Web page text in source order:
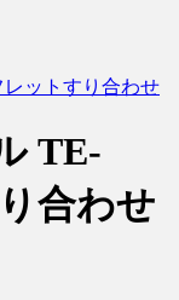
レットすり合わせ
TE-
合わせ